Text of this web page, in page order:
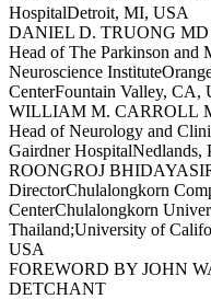
HospitalDetroit, MI, USA
DANIEL D. TRUONG
Head of The Parkinson and
Neuroscience Institute
CenterFountain Valley, CA,
WILLIAM M. CARROLL
Head of Neurology and
Gairdner HospitalNedlands,
ROONGROJ
DirectorChulalongkorn
CenterChulalongkorn
Thailand;University of
USA
FOREWORD BY JOHN
DETCHANT